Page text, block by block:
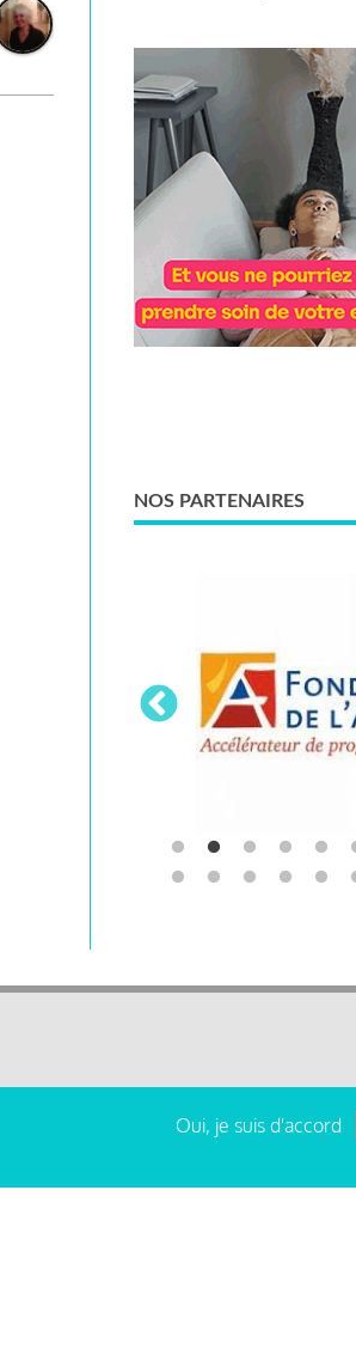
NOS PARTENAIRES
Oui, je suis d'accord